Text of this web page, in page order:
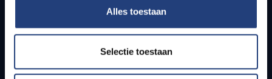
Alles toestaan
Selectie toestaan
Students
PhD students
Teachers and secondary schools